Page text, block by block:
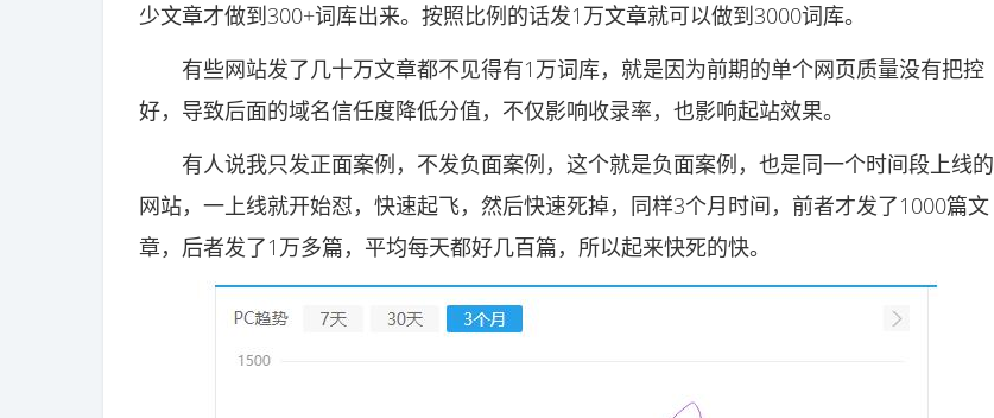
少文章才做到300+词库出来。按照比例的话发1万文章就可以做到3000词库。
有些网站发了几十万文章都不见得有1万词库，就是因为前期的单个网页质量没有把控
好，导致后面的域名信任度降低分值，不仅影响收录率，也影响起站效果。
有人说我只发正面案例，不发负面案例，这个就是负面案例，也是同一个时间段上线的
网站，一上线就开始怼，快速起飞，然后快速死掉，同样3个月时间，前者才发了1000篇文
章，后者发了1万多篇，平均每天都好几百篇，所以起来快死的快。